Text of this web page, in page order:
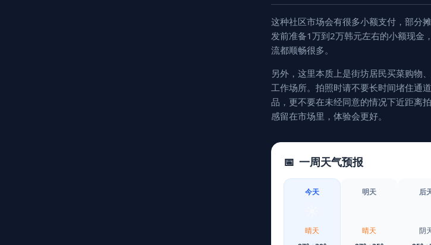
这种社区市场会有很多小额支付，部分
发前准备1万到2万韩元左右的小额现金
流都顺畅很多。
另外，这里本质上是街坊居民买菜购物
工作场所。拍照时请不要长时间堵住通
品，更不要在未经同意的情况下近距离
感留在市场里，体验会更好。
📅 一周天气预报
今天
晴天
明天
晴天
后
阴